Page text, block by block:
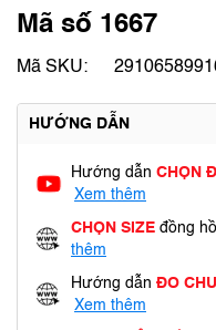
Mã số 1667
Mã SKU:
HƯỚNG DẪN
Hướng dẫn CHỌN
Xem thêm
CHỌN SIZE đồng
thêm
Hướng dẫn ĐO
Xem thêm